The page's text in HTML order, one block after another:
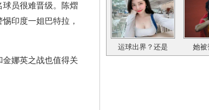
员很难晋级。陈熠
印度一姐巴特拉，
娜英之战也值得关
运球出界？还是 她被